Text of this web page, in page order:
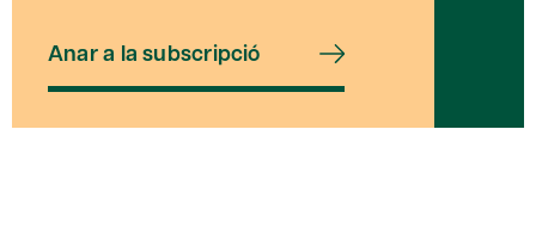
Anar a la subscripció